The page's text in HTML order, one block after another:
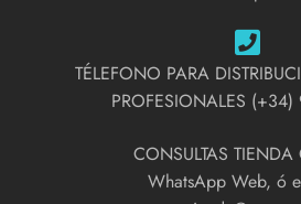
TÉLEFONO PARA
PROFESIONALES
CONSULTAS
WhatsApp Web, ó